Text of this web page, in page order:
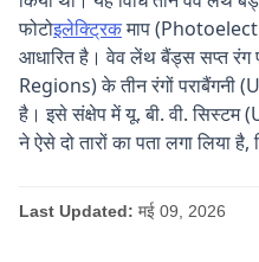
फोटोइलेक्ट्रिकमाप
आधारित है। वेव लेंथ बैंड्स सप्त रंग
Regions) के तीन रंगों पराबैंगनी
है। इसे संक्षेप में यू. बी. वी. सिस्टम
ने ऐसे दो तारों का पता लगा लिया
Last Updated: मई 09, 2026